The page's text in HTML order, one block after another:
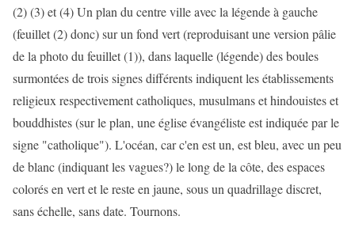
(2) (3) et (4) Un plan du centre ville avec la légende à gauche
(feuillet (2) donc) sur un fond vert (reproduisant une version pâlie
de la photo du feuillet (1)), dans laquelle (légende) des boules
surmontées de trois signes différents indiquent les établissements
religieux respectivement catholiques, musulmans et hindouistes et
bouddhistes (sur le plan, une église évangéliste est indiquée par le
signe "catholique"). L'océan, car c'en est un, est bleu, avec un peu
de blanc (indiquant les vagues?) le long de la côte, des espaces
colorés en vert et le reste en jaune, sous un quadrillage discret,
sans échelle, sans date. Tournons.